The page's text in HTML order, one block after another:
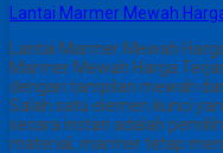
Lantai Marmer Mewah
Lantai Marmer Mewah
Marmer Mewah Harga
dengan tampilan mewah
Salah satu elemen kunci
secara instan adalah
material, marmer tetap